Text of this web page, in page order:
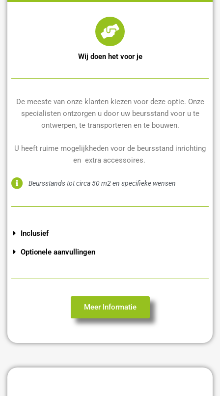
Wij doen het voor je
De meeste van onze klanten kiezen voor deze optie. Onze
specialisten ontzorgen u door uw beursstand voor u te
ontwerpen, te transporteren en te bouwen.
U heeft ruime mogelijkheden voor de beursstand inrichting
en extra accessoires.
Beursstands tot circa 50 m2 en specifieke wensen
Inclusief
Optionele aanvullingen
Meer Informatie